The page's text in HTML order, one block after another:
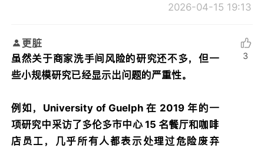
2026-04-15 19:13
更脏
虽然关于商家洗手间风险的研究还不多，但一
些小规模研究已经显示出问题的严重性。
例如，University of Guelph 在 2019 年的一
项研究中采访了多伦多市中心 15 名餐厅和咖啡
店员工，几乎所有人都表示处理过危险废弃
3